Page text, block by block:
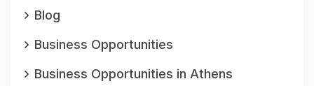
Blog
Business Opportunities
Business Opportunities in Athens